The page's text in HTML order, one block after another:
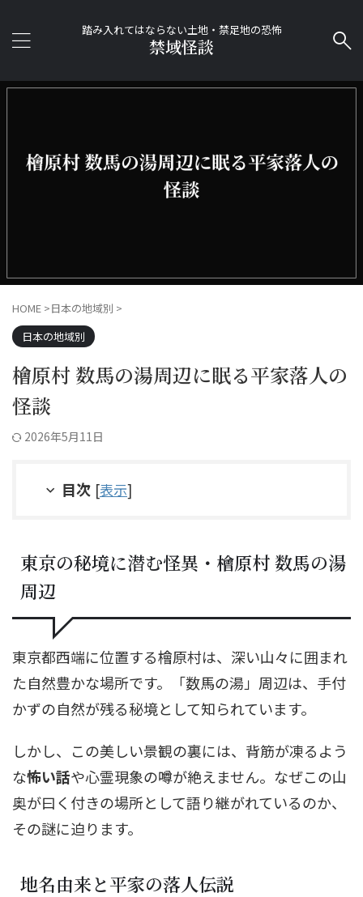
踏み入れてはならない土地・禁足地の恐怖
禁域怪談
HOME >日本の地域別 >
日本の地域別
檜原村 数馬の湯周辺に眠る平家落人の
怪談
2026年5月11日
目次 [表示]
東京の秘境に潜む怪異・檜原村 数馬の湯
周辺
東京都西端に位置する檜原村は、深い山々に囲まれ
た自然豊かな場所です。「数馬の湯」周辺は、手付
かずの自然が残る秘境として知られています。
しかし、この美しい景観の裏には、背筋が凍るよう
な怖い話や心霊現象の噂が絶えません。なぜこの山
奥が曰く付きの場所として語り継がれているのか、
その謎に迫ります。
地名由来と平家の落人伝説